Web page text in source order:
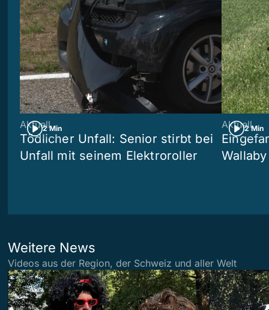
2 Min
Aktuell
Tödlicher Unfall: Senior stirbt bei
Unfall mit seinem Elektroroller
2 Min
Aktuell
Weitere News
Videos aus der Region, der Schweiz und aller Welt